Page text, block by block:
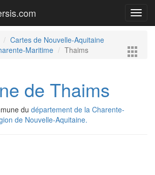
Cartes de Nouvelle-Aquitaine
Maritime
Thaims
de Thaims
du département de la Charente-
de Nouvelle-Aquitaine.